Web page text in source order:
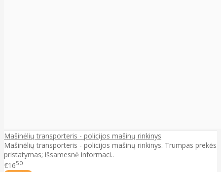
Mašinėlių transporteris - policijos mašinų rinkinys
Mašinėlių transporteris - policijos mašinų rinkinys. Trumpas prekės
pristatymas; išsamesnė informaci..
€1650